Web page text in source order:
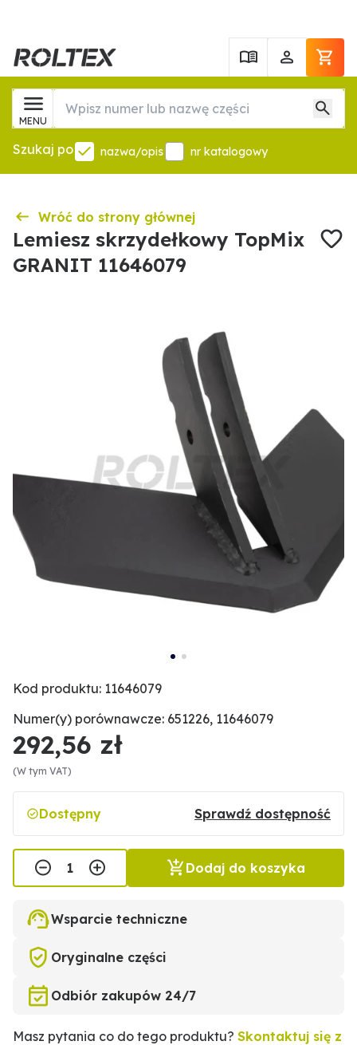
MENU
Szukaj po nazwa/opis nr katalogowy
Wróć do strony głównej
Lemiesz skrzydełkowy TopMix
GRANIT 11646079
Kod produktu: 11646079
Numer(y) porównawcze: 651226, 11646079
292,56 zł
(W tym VAT)
Dostępny Sprawdź dostępność
Dodaj do koszyka
Wsparcie techniczne
Oryginalne części
Odbiór zakupów 24/7
Masz pytania co do tego produktu? Skontaktuj się z